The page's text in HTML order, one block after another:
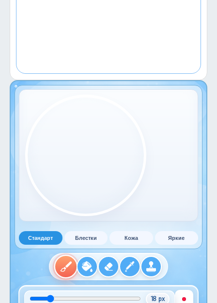
Стандарт Блестки Кожа Яркие
18 px